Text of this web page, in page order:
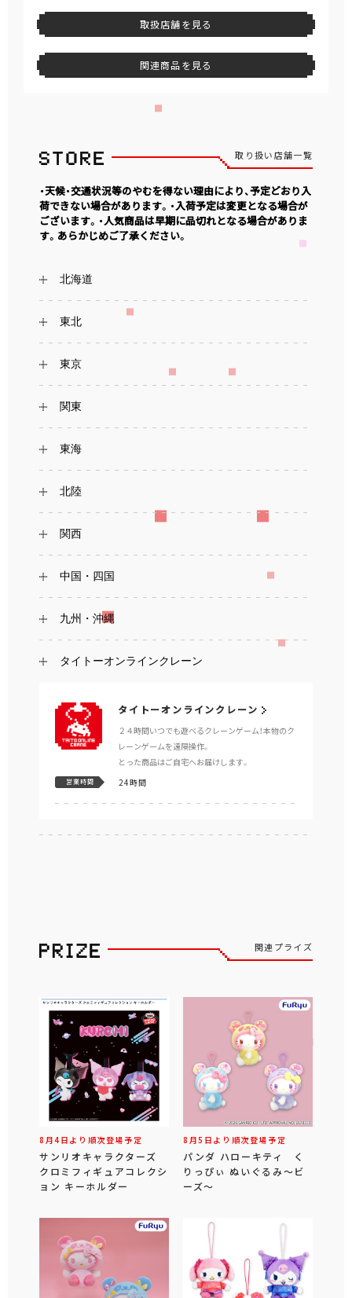
取扱店舗を見る
関連商品を見る
取り扱い店舗一覧
・天候・交通状況等のやむを得ない理由により、予定どおり入
荷できない場合があります。・入荷予定は変更となる場合が
ございます。・人気商品は早期に品切れとなる場合がありま
す。あらかじめご了承ください。
北海道
東北
東京
関東
東海
北陸
関西
中国・四国
九州・沖縄
タイトーオンラインクレーン
タイトーオンラインクレーン
２４時間いつでも遊べるクレーンゲーム！本物のク
レーンゲームを遠隔操作。
とった商品はご自宅へお届けします。
営業時間 24時間
関連プライズ
8月4日より順次登場予定
サンリオキャラクターズ
クロミフィギュアコレクシ
ョン キーホルダー
8月5日より順次登場予定
パンダ ハローキティ く
りっぴぃ ぬいぐるみ～ビ
ーズ～